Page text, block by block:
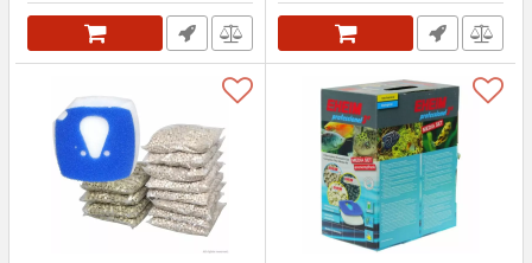
Артикул: 2616220